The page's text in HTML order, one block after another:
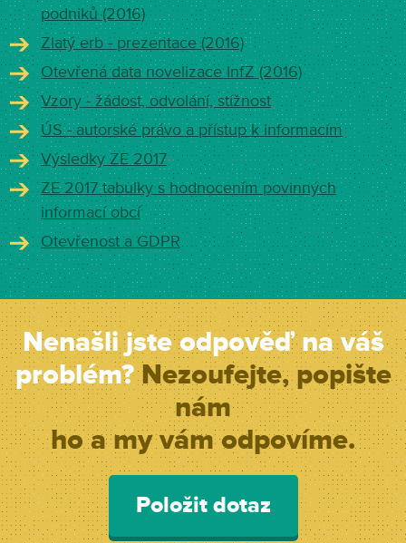
podniků (2016)
Zlatý erb - prezentace (2016)
Otevřená data novelizace InfZ (2016)
Vzory - žádost, odvolání, stížnost
ÚS - autorské právo a přístup k informacím
Výsledky ZE 2017
ZE 2017 tabulky s hodnocením povinných
informací obcí
Otevřenost a GDPR
Nenašli jste odpověď na váš
problém?Nezoufejte, popište
nám
ho a my vám odpovíme.
Položit dotaz